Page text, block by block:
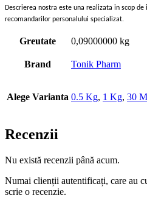
Descrierea nostra este una realizata in scop
recomandarilor personalului specializat.
Greutate 0,09000000 kg
Brand Tonik Pharm
Alege Varianta 0.5 Kg, 1 Kg, 30
Recenzii
Nu există recenzii până acum.
Numai clienții autentificați, care au
scrie o recenzie.